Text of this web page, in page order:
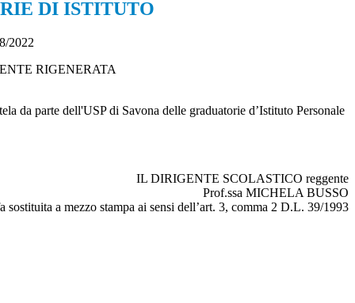
DI ISTITUTO
2022
RIGENERATA
da parte dell'USP di Savona delle graduatorie d’Istituto Personale
IL DIRIGENTE SCOLASTICO reggente
Prof.ssa MICHELA BUSSO
sostituita a mezzo stampa ai sensi dell’art. 3, comma 2 D.L. 39/1993